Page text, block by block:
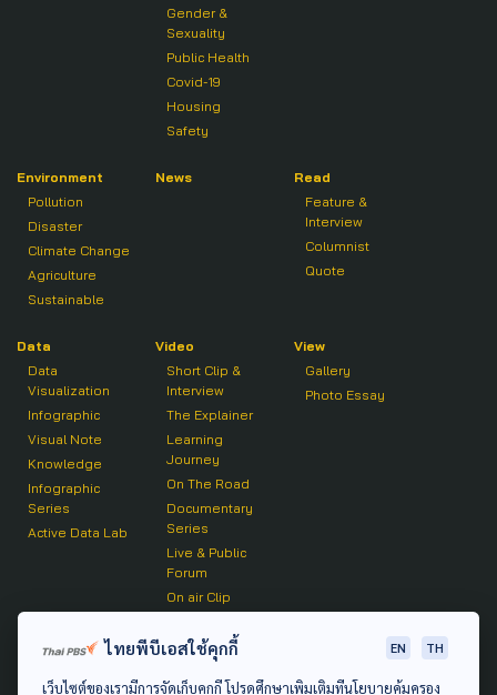
Gender &
Sexuality
Public Health
Covid-19
Housing
Safety
Environment
Pollution
Disaster
Climate Change
Agriculture
Sustainable
News
Read
Feature &
Interview
Columnist
Quote
Data
Data
Visualization
Infographic
Visual Note
Knowledge
Infographic
Series
Active Data Lab
Video
Short Clip &
Interview
The Explainer
Learning
Journey
On The Road
Documentary
Series
Live & Public
Forum
On air Clip
View
Gallery
Photo Essay
ไทยพีบีเอสใช้คุกกี้ EN TH
เว็บไซต์ของเรามีการจัดเก็บคุกกี้ โปรดศึกษาเพิ่มเติมที่นโยบายคุ้มครอง